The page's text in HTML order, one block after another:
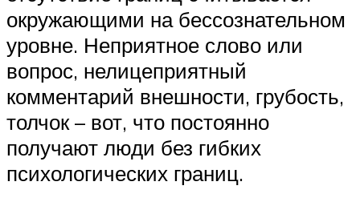
окружающими на бессознательном
уровне. Неприятное слово или
вопрос, нелицеприятный
комментарий внешности, грубость,
толчок – вот, что постоянно
получают люди без гибких
психологических границ.